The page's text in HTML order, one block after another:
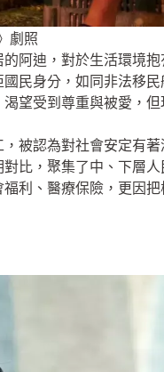
劇照
阿迪，對於生活環境
民身分，如同非法移
望受到尊重與被愛，但
被認為對社會安定有
比，聚集了中、下層
利、醫療保險，更因